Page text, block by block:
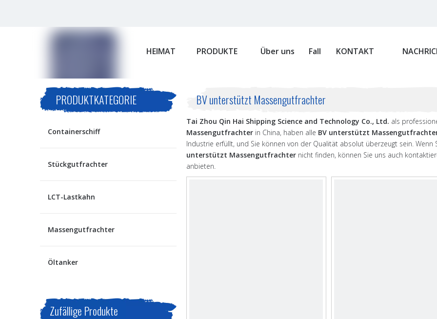
HEIMAT PRODUKTE Über uns Fall KONTAKT
PRODUKTKATEGORIE
Containerschiff
Stückgutfrachter
LCT-Lastkahn
Massengutfrachter
Öltanker
Zufällige Produkte
BV unterstützt Massengutfrachter
Tai Zhou Qin Hai Shipping Science and Technology Co., Ltd. als
Massengutfrachter in China, haben alle BV unterstützt
Industrie erfüllt, und Sie können von der Qualität absolut überzeugt sein.
unterstützt Massengutfrachter nicht finden, können Sie uns auch
anbieten.